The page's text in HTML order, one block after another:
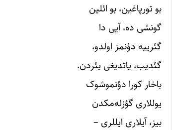
بو تورپاغین، بو ائلین
گونشی ده، آیی دا
گئرییه دؤنمز اولدو،
گئدیب، یاتدیغی یئردن.
باخار کورا دؤنموشوک
یوللاری گؤزله‌مکدن
بیز، آیلاری ایللری –